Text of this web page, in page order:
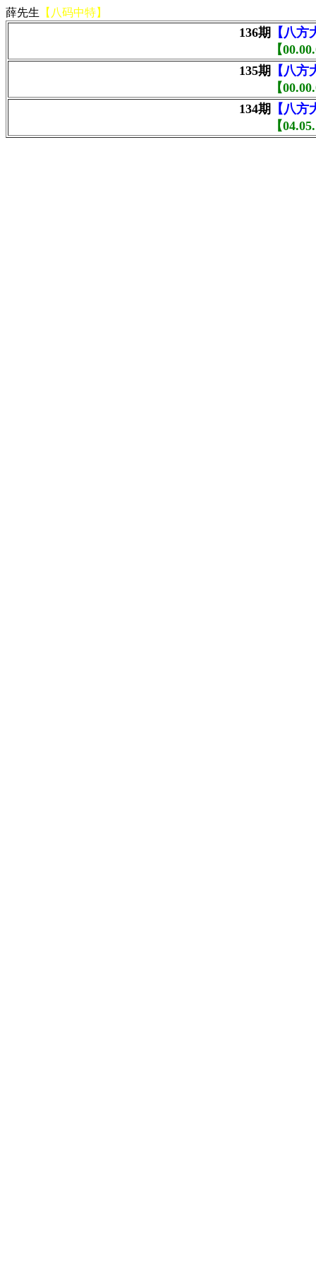
薛先生 【八码中特】
136期 【八
【
135期 【八
【
134期 【八
【